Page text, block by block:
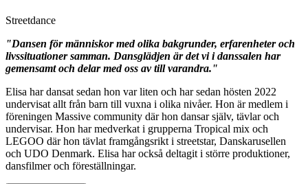
Streetdance
"Dansen för människor med olika bakgrunder, erfarenheter och
livssituationer samman. Dansglädjen är det vi i danssalen har
gemensamt och delar med oss av till varandra."
Elisa har dansat sedan hon var liten och har sedan hösten 2022
undervisat allt från barn till vuxna i olika nivåer. Hon är medlem i
föreningen Massive community där hon dansar själv, tävlar och
undervisar. Hon har medverkat i grupperna Tropical mix och
LEGOO där hon tävlat framgångsrikt i streetstar, Danskarusellen
och UDO Denmark. Elisa har också deltagit i större produktioner,
dansfilmer och föreställningar.